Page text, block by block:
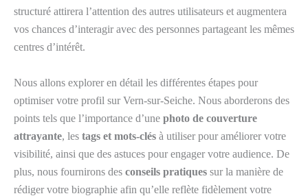
structuré attirera l’attention des autres utilisateurs et augmentera
vos chances d’interagir avec des personnes partageant les mêmes
centres d’intérêt.
Nous allons explorer en détail les différentes étapes pour
optimiser votre profil sur Vern-sur-Seiche. Nous aborderons des
points tels que l’importance d’une photo de couverture
attrayante, les tags et mots-clés à utiliser pour améliorer votre
visibilité, ainsi que des astuces pour engager votre audience. De
plus, nous fournirons des conseils pratiques sur la manière de
rédiger votre biographie afin qu’elle reflète fidèlement votre